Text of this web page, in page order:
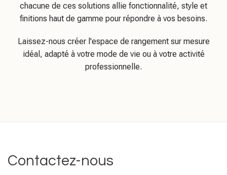
chacune de ces solutions allie fonctionnalité, style et
finitions haut de gamme pour répondre à vos besoins.
Laissez-nous créer l'espace de rangement sur mesure
idéal, adapté à votre mode de vie ou à votre activité
professionnelle.
Contactez-nous